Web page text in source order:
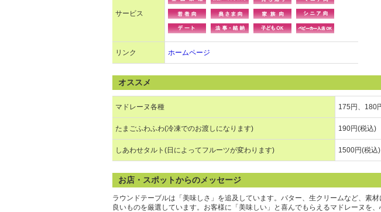
サービス
リンク ホームページ
オススメ
マドレーヌ各種 175円、180
たまごふわふわ(冷凍でのお渡しになります) 190円(税込)
しあわせタルト(日によってフルーツが変わります) 1500円(税込)
お店・スポットからのメッセージ
ラウンドテーブルは「美味しさ」を追及しています。バター、生クリームなど、素
良いものを厳選しています。お客様に「美味しい」と喜んでもらえるマドレーヌを、